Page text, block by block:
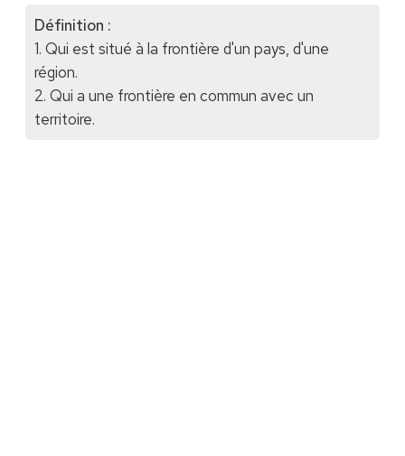
Définition :
1. Qui est situé à la frontière d'un pays, d'une
région.
2. Qui a une frontière en commun avec un
territoire.